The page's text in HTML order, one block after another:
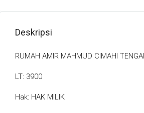
Deskripsi
RUMAH AMIR MAHMUD CIMAHI
LT: 3900
Hak: HAK MILIK